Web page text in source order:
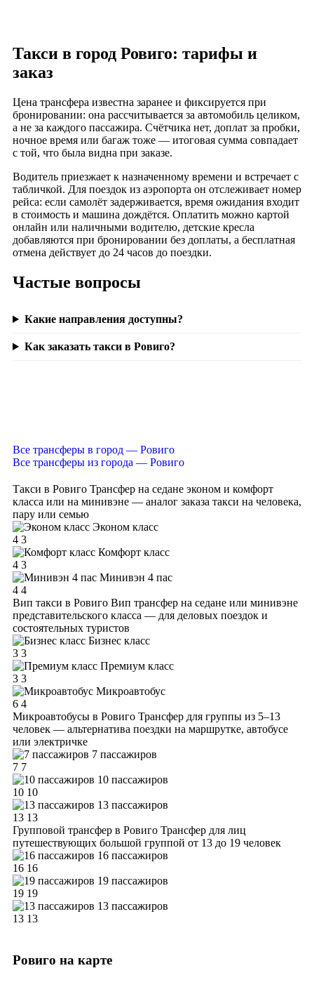
Такси в город Ровиго: тарифы и
заказ
Цена трансфера известна заранее и фиксируется при
бронировании: она рассчитывается за автомобиль целиком,
а не за каждого пассажира. Счётчика нет, доплат за пробки,
ночное время или багаж тоже — итоговая сумма совпадает
с той, что была видна при заказе.
Водитель приезжает к назначенному времени и встречает с
табличкой. Для поездок из аэропорта он отслеживает номер
рейса: если самолёт задерживается, время ожидания входит
в стоимость и машина дождётся. Оплатить можно картой
онлайн или наличными водителю, детские кресла
добавляются при бронировании без доплаты, а бесплатная
отмена действует до 24 часов до поездки.
Частые вопросы
Какие направления доступны?
Как заказать такси в Ровиго?
Все трансферы в город — Ровиго
Все трансферы из города — Ровиго
Такси в Ровиго Трансфер на седане эконом и комфорт
класса или на минивэне — аналог заказа такси на человека,
пару или семью
Эконом класс
4 3
Комфорт класс
4 3
Минивэн 4 пас
4 4
Вип такси в Ровиго Вип трансфер на седане или минивэне
представительского класса — для деловых поездок и
состоятельных туристов
Бизнес класс
3 3
Премиум класс
3 3
Микроавтобус
6 4
Микроавтобусы в Ровиго Трансфер для группы из 5–13
человек — альтернатива поездки на маршрутке, автобусе
или электричке
7 пассажиров
7 7
10 пассажиров
10 10
13 пассажиров
13 13
Групповой трансфер в Ровиго Трансфер для лиц
путешествующих большой группой от 13 до 19 человек
16 пассажиров
16 16
19 пассажиров
19 19
13 пассажиров
13 13
Ровиго на карте